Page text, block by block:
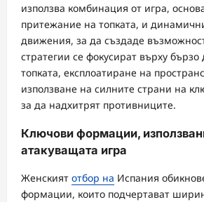
използва комбинация от игра,
притежание на топката, и
движения, за да създаде
стратегии се фокусират върху
топката, експлоатиране на
използване на силните страни на
за да надхитрят противниците.
Ключови формации,
атакуващата игра
Женският отбор на Испания
формации, които подчертават